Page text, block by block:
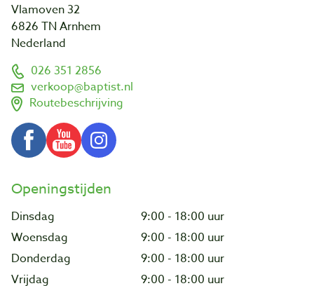
Vlamoven 32
6826 TN Arnhem
Nederland
026 351 2856
verkoop@baptist.nl
Routebeschrijving
Openingstijden
Dinsdag
9:00 - 18:00 uur
Woensdag
9:00 - 18:00 uur
Donderdag
9:00 - 18:00 uur
Vrijdag
9:00 - 18:00 uur